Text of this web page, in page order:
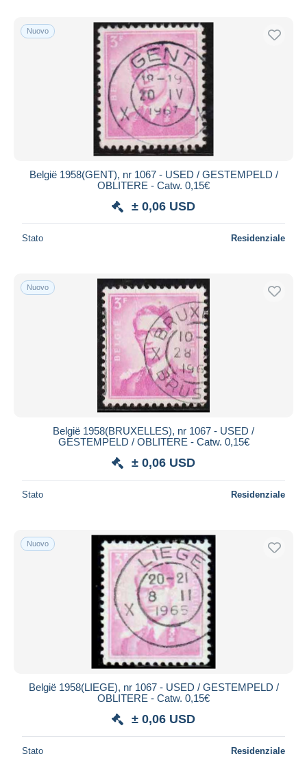
Nuovo
België 1958(GENT), nr 1067 - USED / GESTEMPELD /
OBLITERE - Catw. 0,15€
± 0,06 USD
Stato Residenziale
Nuovo
België 1958(BRUXELLES), nr 1067 - USED /
GESTEMPELD / OBLITERE - Catw. 0,15€
± 0,06 USD
Stato Residenziale
Nuovo
België 1958(LIEGE), nr 1067 - USED / GESTEMPELD /
OBLITERE - Catw. 0,15€
± 0,06 USD
Stato Residenziale